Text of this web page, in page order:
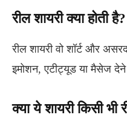
रील शायरी क्या होती है?
रील शायरी वो शॉर्ट और
इमोशन, एटीट्यूड या मैसेज
क्या ये शायरी किसी